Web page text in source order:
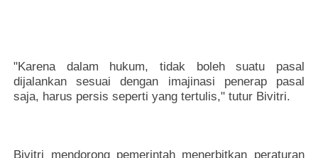
"Karena dalam hukum, tidak boleh suatu pasal
dijalankan sesuai dengan imajinasi penerap pasal
saja, harus persis seperti yang tertulis," tutur Bivitri.
Bivitri mendorong pemerintah menerbitkan peraturan